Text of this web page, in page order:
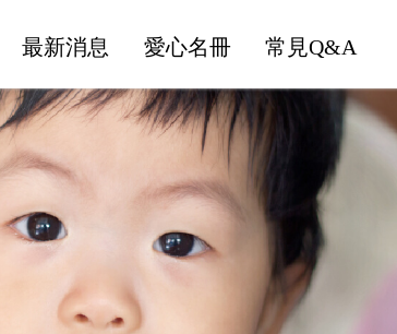
最新消息 愛心名冊 常見Q&A